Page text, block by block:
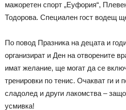
мажоретен спорт „Еуфория“,
Тодорова. Специален гост водещ
По повод Празника на децата и
организират и Ден на отворените
имат желание, ще могат да се
тренировки по тенис. Очакват ги и
сладолед и други лакомства –
усмивка!